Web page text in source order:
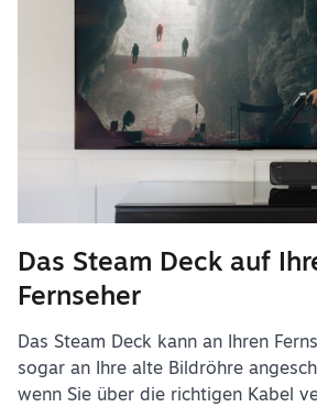
Das Steam Deck auf
Fernseher
Das Steam Deck kann an Ihren
sogar an Ihre alte Bildröhre
wenn Sie über die richtigen Kabel